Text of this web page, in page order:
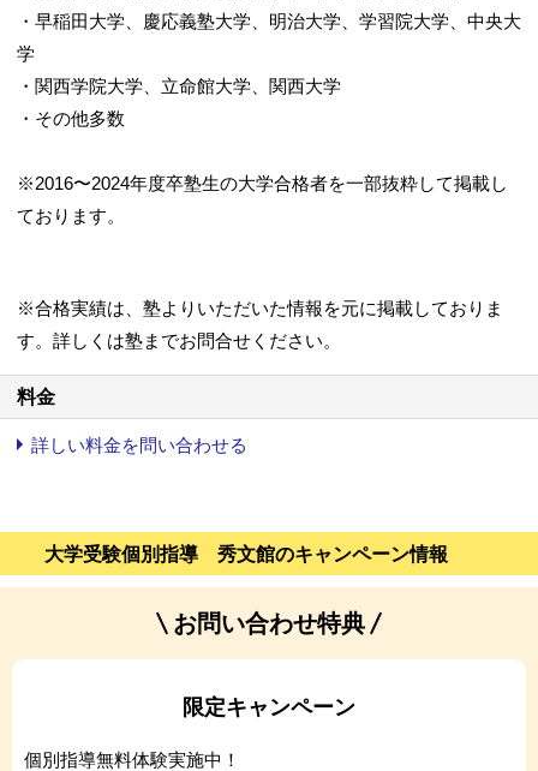
・早稲田大学、慶応義塾大学、明治大学、学習院大学、中央大
学
・関西学院大学、立命館大学、関西大学
・その他多数
※2016〜2024年度卒塾生の大学合格者を一部抜粋して掲載し
ております。
※合格実績は、塾よりいただいた情報を元に掲載しておりま
す。詳しくは塾までお問合せください。
料金
詳しい料金を問い合わせる
大学受験個別指導 秀文館のキャンペーン情報
お問い合わせ特典
限定キャンペーン
個別指導無料体験実施中！